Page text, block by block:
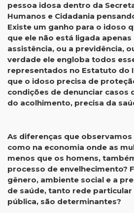
pessoa idosa dentro da
Humanos e Cidadania
Existe um ganho para o idoso
que ele não está ligada apenas
assistência, ou a previdência,
verdade ele engloba todos
representados no Estatuto do
que o idoso precisa de
condições de denunciar casos
do acolhimento, precisa da
As diferenças que
como na economia onde as
menos que os homens,
processo de envelhecimento?
gênero, ambiente social e a
de saúde, tanto rede
pública, são determinantes?